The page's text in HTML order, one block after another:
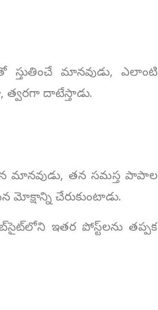
స్తుతించే మానవుడు, ఎలాంటి
త్వరగా దాటేస్తాడు.
మానవుడు, తన సమస్త పాపాల
మోక్షాన్ని చేరుకుంటాడు.
ఇతర పోస్ట్‌లను తప్పక